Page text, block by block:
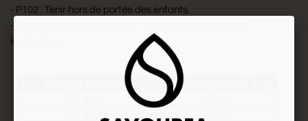
- P102 : Tenir hors de portée des enfants.
- P103 : Lire attentivement et bien respecter toutes les
instructions.